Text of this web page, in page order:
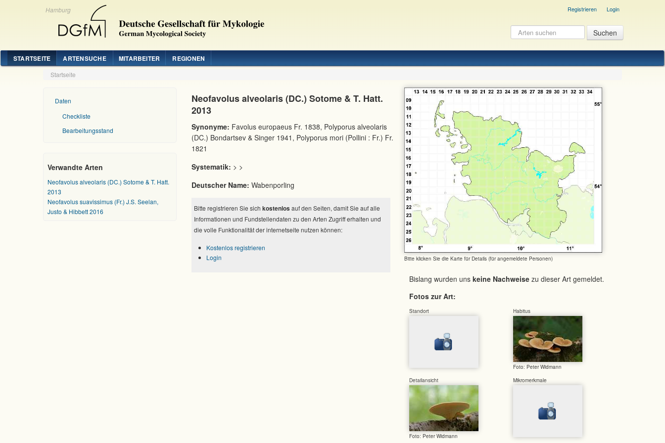
Hamburg Registrieren Login
STARTSEITE ARTENSUCHE MITARBEITER REGIONEN
Startseite
Daten
Checkliste
Bearbeitungsstand
Verwandte Arten
Neofavolus alveolaris (DC.) Sotome & T. Hatt.
2013
Neofavolus suavissimus (Fr.) J.S. Seelan,
Justo & Hibbett 2016
Bitte klicken Sie die Karte für Details (für angemeldete Personen)
Bislang wurden uns keine Nachweise zu dieser Art gemeldet.
Fotos zur Art:
Standort Habitus
Foto: Peter Widmann
Detailansicht
Foto: Peter Widmann
Mikromerkmale
Neofavolus alveolaris (DC.) Sotome & T. Hatt.
2013
Synonyme: Favolus europaeus Fr. 1838, Polyporus alveolaris
(DC.) Bondartsev & Singer 1941, Polyporus mori (Pollini : Fr.) Fr.
1821
Systematik: > >
Deutscher Name: Wabenporling
Bitte registrieren Sie sich kostenlos auf den Seiten, damit Sie auf alle
Informationen und Fundstellendaten zu den Arten Zugriff erhalten und
die volle Funktionalität der internetseite nutzen können:
Kostenlos registrieren
Login